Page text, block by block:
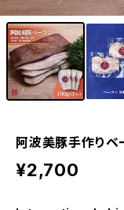
阿波美豚手作りベ
¥2,700